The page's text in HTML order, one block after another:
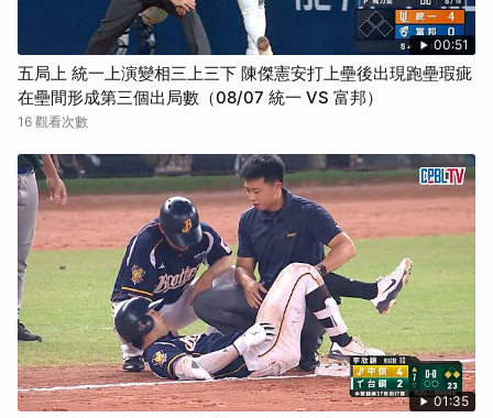
00:51
五局上 統一上演變相三上三下 陳傑憲安打上壘後出現跑壘瑕疵
在壘間形成第三個出局數（08/07 統一 VS 富邦）
16 觀看次數
01:35